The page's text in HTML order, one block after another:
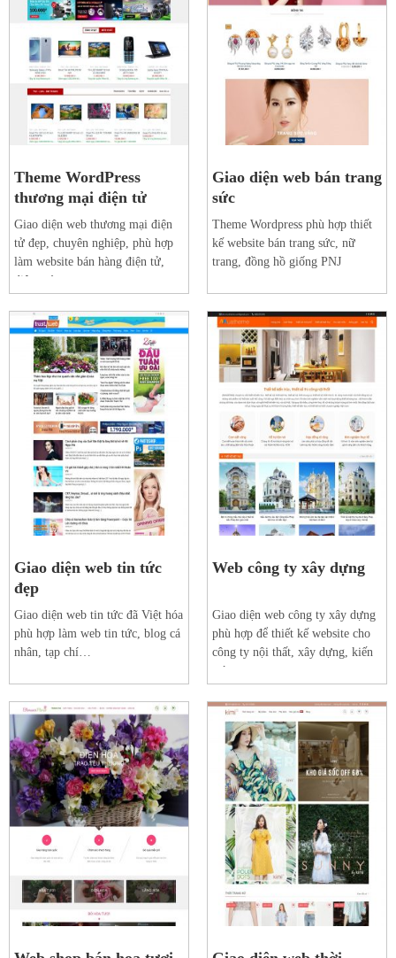
Theme WordPress
thương mại điện tử
Giao diện web thương mại điện
tử đẹp, chuyên nghiệp, phù hợp
làm website bán hàng điện tử,
điện máy…
Giao diện web bán trang
sức
Theme Wordpress phù hợp thiết
kế website bán trang sức, nữ
trang, đồng hồ giống PNJ
Chi tiết
Giao diện web tin tức
đẹp
Giao diện web tin tức đã Việt hóa
phù hợp làm web tin tức, blog cá
nhân, tạp chí…
Chi tiết
Web công ty xây dựng
Giao diện web công ty xây dựng
phù hợp để thiết kế website cho
công ty nội thất, xây dựng, kiến
trúc.
Chi tiết Chi tiết